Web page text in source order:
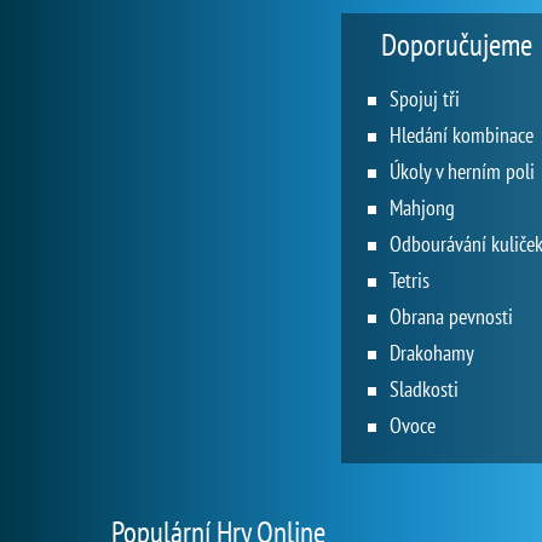
Doporučujeme
Spojuj tři
Hledání kombinace
Úkoly v herním poli
Mahjong
Odbourávání kuliček
Tetris
Obrana pevnosti
Drakohamy
Sladkosti
Ovoce
Populární Hry Online